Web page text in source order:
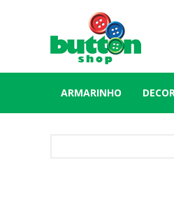
ARMARINHO